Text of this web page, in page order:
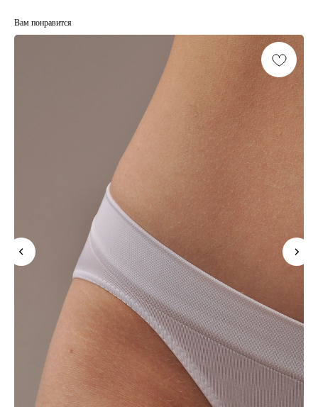
Вам понравится
Подпишись на рассылку и узнавай о новинках
и скидках в числе первых
Покупателям
Нажимая «Подписаться», Вы даетесогласие на обработку персональных
в соответствии с политикой конфиденциальности
подписаться